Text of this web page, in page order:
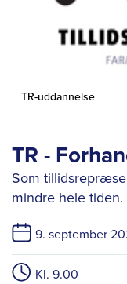
TR-uddannelse
TR -
Som
mindre hele tiden.
9. september
Kl. 9.00